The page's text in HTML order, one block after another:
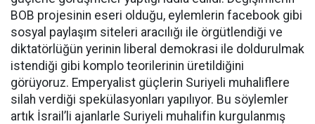
BOB projesinin eseri olduğu, eylemlerin facebook gibi
sosyal paylaşım siteleri aracılığı ile örgütlendiği ve
diktatörlüğün yerinin liberal demokrasi ile doldurulmak
istendiği gibi komplo teorilerinin üretildiğini
görüyoruz. Emperyalist güçlerin Suriyeli muhaliflere
silah verdiği spekülasyonları yapılıyor. Bu söylemler
artık İsrail’li ajanlarle Suriyeli muhalifin kurgulanmış